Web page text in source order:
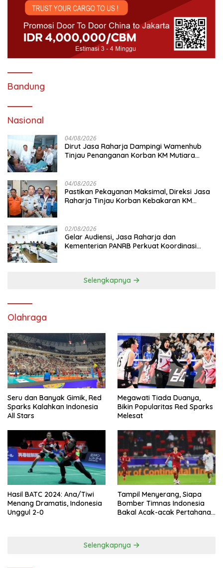
Bandung
Nasional
04/08/2026
Dirut Jasa Raharja Dampingi Wamenhub
Tinjau Penanganan Korban KM Mutiara
04/08/2026
Pastikan Pekayanan Maksimal, Direksi Jasa
Raharja Tinjau Korban Kebakaran KM
02/08/2026
Gelar Audiensi, Jasa Raharja dan
Kementerian PANRB Perkuat Koordinasi
Selengkapnya
Olahraga
Seru dan Banyak Gimik, Red
Sparks Kalahkan Indonesia
All Stars
Megawati Tiada Duanya,
Bikin Popularitas Red Sparks
Melesat
Hasil BATC 2024: Ana/Tiwi
Menang Dramatis, Indonesia
Unggul 2-0
Tampil Menyerang, Siapa
Bomber Timnas Indonesia
Bakal Acak-acak Pertahanan
Selengkapnya